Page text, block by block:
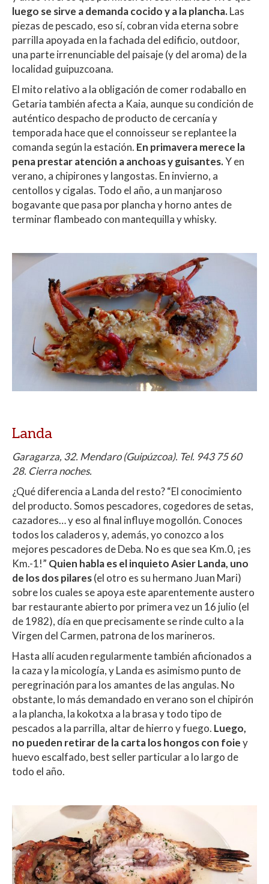
luego se sirve a demanda cocido y a la plancha.Las
piezas de pescado, eso sí, cobran vida eterna sobre
parrilla apoyada en la fachada del edificio, outdoor,
una parte irrenunciable del paisaje (y del aroma) de la
localidad guipuzcoana.
El mito relativo a la obligación de comer rodaballo en
Getaria también afecta a Kaia, aunque su condición de
auténtico despacho de producto de cercanía y
temporada hace que el connoisseur se replantee la
comanda según la estación. En primavera merece la
pena prestar atención a anchoas y guisantes.Y en
verano, a chipirones y langostas. En invierno, a
centollos y cigalas. Todo el año, a un manjaroso
bogavante que pasa por plancha y horno antes de
terminar flambeado con mantequilla y whisky.
Landa
Garagarza, 32. Mendaro (Guipúzcoa). Tel. 943 75 60
28. Cierra noches.
¿Qué diferencia a Landa del resto? “El conocimiento
del producto. Somos pescadores, cogedores de setas,
cazadores… y eso al final influye mogollón. Conoces
todos los caladeros y, además, yo conozco a los
mejores pescadores de Deba. No es que sea Km.0, ¡es
Km.-1!” Quien habla es el inquieto Asier Landa, uno
de los dos pilares(el otro es su hermano Juan Mari)
sobre los cuales se apoya este aparentemente austero
bar restaurante abierto por primera vez un 16 julio (el
de 1982), día en que precisamente se rinde culto a la
Virgen del Carmen, patrona de los marineros.
Hasta allí acuden regularmente también aficionados a
la caza y la micología, y Landa es asimismo punto de
peregrinación para los amantes de las angulas. No
obstante, lo más demandado en verano son el chipirón
a la plancha, la kokotxa a la brasa y todo tipo de
pescados a la parrilla, altar de hierro y fuego. Luego,
no pueden retirar de la carta los hongos con foiey
huevo escalfado, best seller particular a lo largo de
todo el año.